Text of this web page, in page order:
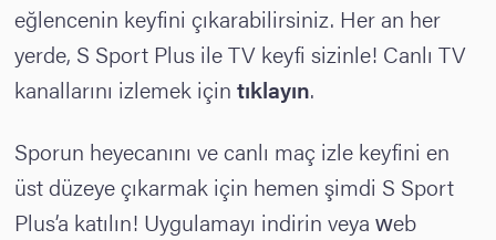
eğlencenin keyfini çıkarabilirsiniz. Her an her
yerde, S Sport Plus ile TV keyfi sizinle! Canlı TV
kanallarını izlemek için tıklayın.
Sporun heyecanını ve canlı maç izle keyfini en
üst düzeye çıkarmak için hemen şimdi S Sport
Plus’a katılın! Uygulamayı indirin veya web